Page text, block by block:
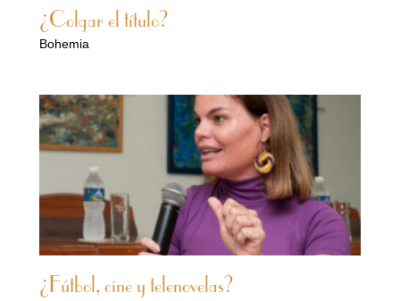
¿Colgar el título?
Bohemia
¿Fútbol, cine y telenovelas?